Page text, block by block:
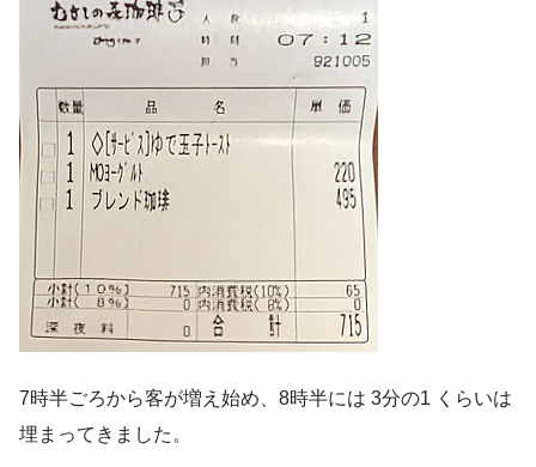
7時半ごろから客が増え始め、8時半には 3分の1 くらいは
埋まってきました。